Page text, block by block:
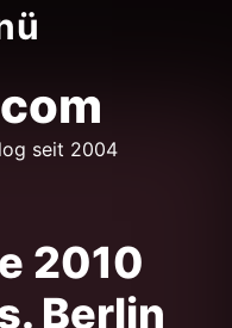
seit 2004
2010
Berlin